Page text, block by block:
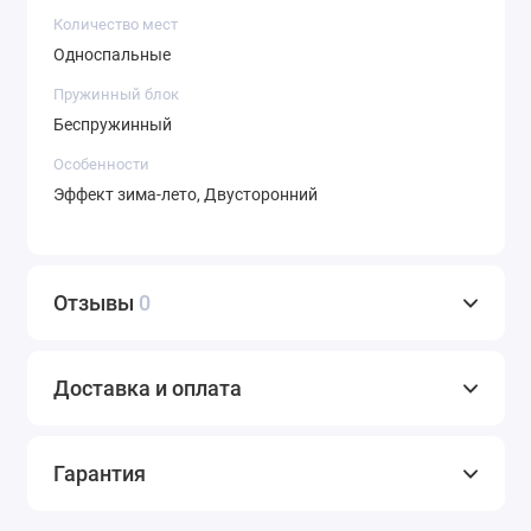
Количество мест
Односпальные
Пружинный блок
Беспружинный
Особенности
Эффект зима-лето, Двусторонний
Отзывы 0
Доставка и оплата
Гарантия